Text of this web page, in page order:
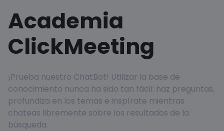
Academia
ClickMeeting
¡Prueba nuestro ChatBot! Utilizar la base de
conocimiento nunca ha sido tan fácil: haz preguntas,
profundiza en los temas e inspírate mientras
chateas libremente sobre los resultados de la
búsqueda.